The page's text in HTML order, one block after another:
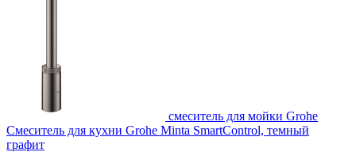
смеситель для мойки Grohe
Смеситель для кухни Grohe Minta SmartControl, темный
графит